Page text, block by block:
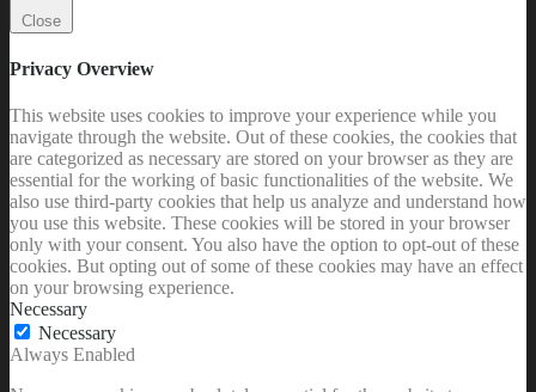
Close
Privacy Overview
This website uses cookies to improve your experience while you
navigate through the website. Out of these cookies, the cookies that
are categorized as necessary are stored on your browser as they are
essential for the working of basic functionalities of the website. We
also use third-party cookies that help us analyze and understand how
you use this website. These cookies will be stored in your browser
only with your consent. You also have the option to opt-out of these
cookies. But opting out of some of these cookies may have an effect
on your browsing experience.
Necessary
Necessary
Always Enabled